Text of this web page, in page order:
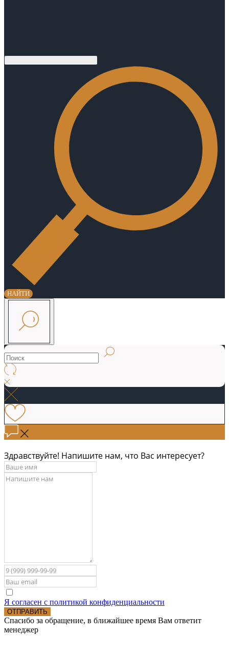
НАЙТИ
Здравствуйте! Напишите нам, что Вас интересует?
Я согласен с политикой конфиденциальности
ОТПРАВИТЬ
Спасибо за обращение, в ближайшее время Вам ответит
менеджер